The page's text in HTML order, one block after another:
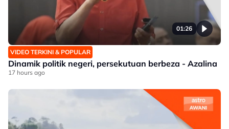
01:26
VIDEO TERKINI & POPULAR
Dinamik politik negeri, persekutuan berbeza - Azalina
17 hours ago